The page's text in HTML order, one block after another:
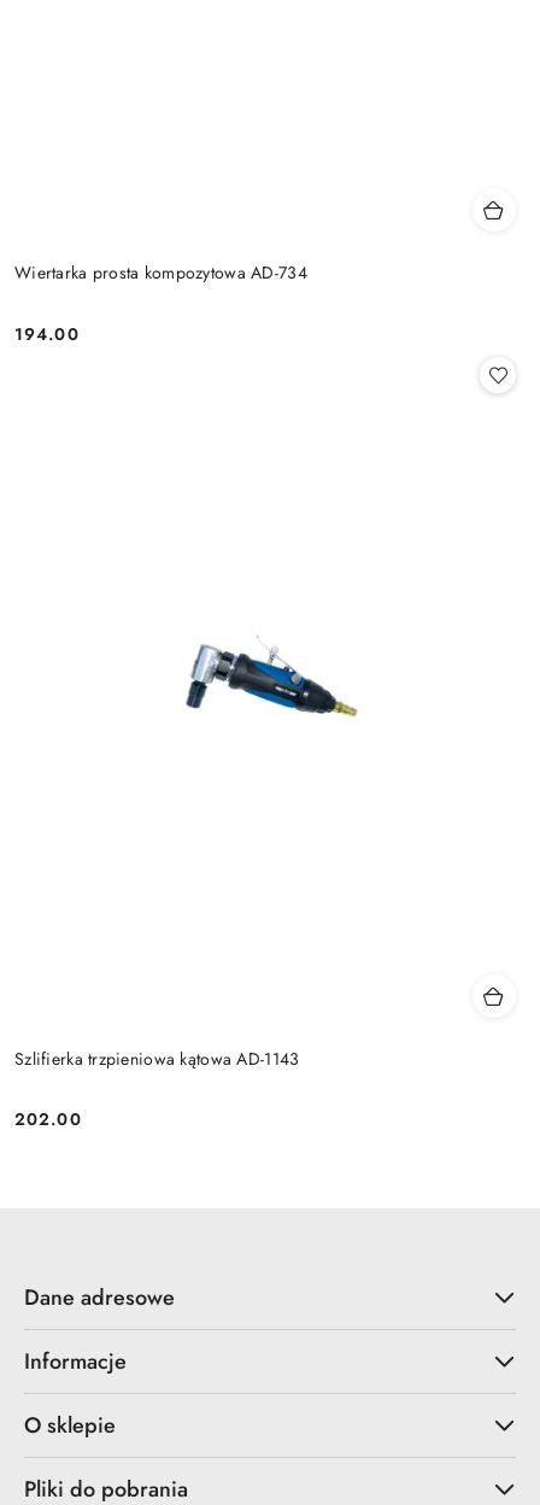
Wiertarka prosta kompozytowa AD-734
Cena:
194.00
Szlifierka trzpieniowa kątowa AD-1143
Cena:
202.00
Dane adresowe
Informacje
O sklepie
Pliki do pobrania